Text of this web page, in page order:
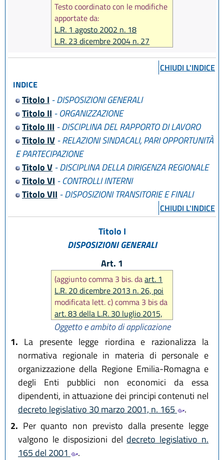
Testo coordinato con le modifiche
apportate da:
L.R. 1 agosto 2002 n. 18
L.R. 23 dicembre 2004 n. 27
L.R. 26 luglio 2007 n. 13
L.R. 29 ottobre 2008 n. 17
L.R. 12 febbraio 2010 n. 4
L.R. 22 dicembre 2011 n. 21
L.R. 21 dicembre 2012 n. 19
L.R. 20 dicembre 2013 n. 26
L.R. 18 luglio 2014 n. 17
L.R. 18 novembre 2014 n. 24
L.R. 12 marzo 2015 n. 1
L.R. 30 aprile 2015 n. 2
L.R. 30 luglio 2015, n. 13
L.R. 29 dicembre 2015, n. 22
L.R. 9 maggio 2016, n. 7
L.R. 29 luglio 2016, n. 13
L.R. 25 novembre 2016, n. 21
L.R. 20 dicembre 2018, n. 21
L.R. 3 giugno 2019, n. 5
L.R. 1 agosto 2019, n. 17
CHIUDI L'INDICE
INDICE
Titolo I - DISPOSIZIONI GENERALI
Titolo II - ORGANIZZAZIONE
Titolo III - DISCIPLINA DEL RAPPORTO DI LAVORO
Titolo IV- RELAZIONI SINDACALI, PARI OPPORTUNITÀ
E PARTECIPAZIONE
Titolo V- DISCIPLINA DELLA DIRIGENZA REGIONALE
Titolo VI - CONTROLLI INTERNI
Titolo VII - DISPOSIZIONI TRANSITORIE E FINALI
CHIUDI L'INDICE
Titolo I
DISPOSIZIONI GENERALI
Art. 1
(aggiunto comma 3 bis. daart. 1
L.R. 20 dicembre 2013 n. 26, poi
modificata lett. c) comma 3 bis da
art. 83 della L.R. 30 luglio 2015,
n. 13)
Oggetto e ambito di applicazione
1. La presente legge riordina e razionalizza la
normativa regionale in materia di personale e
organizzazione della Regione Emilia-Romagna e
degli Enti pubblici non economici da essa
dipendenti, in attuazione dei principi contenuti nel
decreto legislativo 30 marzo 2001, n. 165
.
2. Per quanto non previsto dalla presente legge
valgono le disposizioni del decreto legislativo n.
165 del 2001
.